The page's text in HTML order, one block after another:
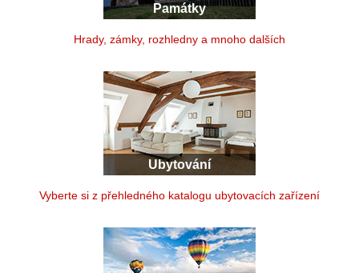
Památky
Hrady, zámky, rozhledny a mnoho dalších
Ubytování
Vyberte si z přehledného katalogu ubytovacích zařízení